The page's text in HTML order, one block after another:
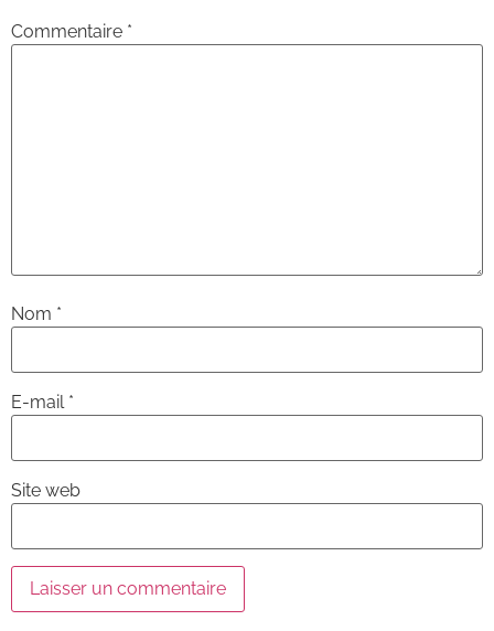
Commentaire *
Nom *
E-mail *
Site web